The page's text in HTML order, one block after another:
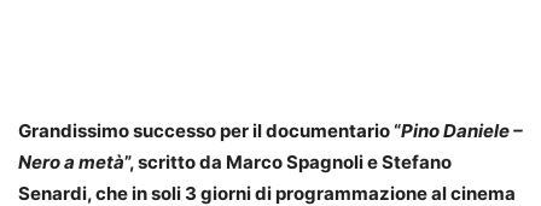
Grandissimo successo per il documentario “Pino Daniele –
Nero a metà”, scritto da Marco Spagnoli e Stefano
Senardi, che in soli 3 giorni di programmazione al cinema